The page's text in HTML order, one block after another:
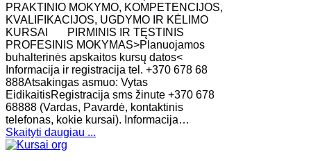
PRAKTINIO MOKYMO, KOMPETENCIJOS,
KVALIFIKACIJOS, UGDYMO IR KĖLIMO
KURSAI PIRMINIS IR TĘSTINIS
PROFESINIS MOKYMAS>Planuojamos
buhalterinės apskaitos kursų datos<
Informacija ir registracija tel. +370 678 68
888Atsakingas asmuo: Vytas
EidikaitisRegistracija sms žinute +370 678
68888 (Vardas, Pavardė, kontaktinis
telefonas, kokie kursai). Informacija…
Skaityti daugiau ...